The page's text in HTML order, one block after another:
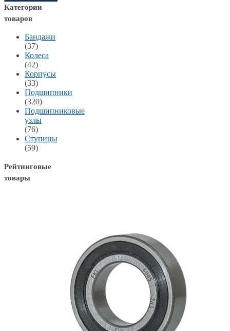
Категории
товаров
Бандажи
(37)
Колеса
(42)
Корпусы
(33)
Подшипники
(320)
Подшипниковые
узлы
(76)
Ступицы
(59)
Рейтинговые
товары